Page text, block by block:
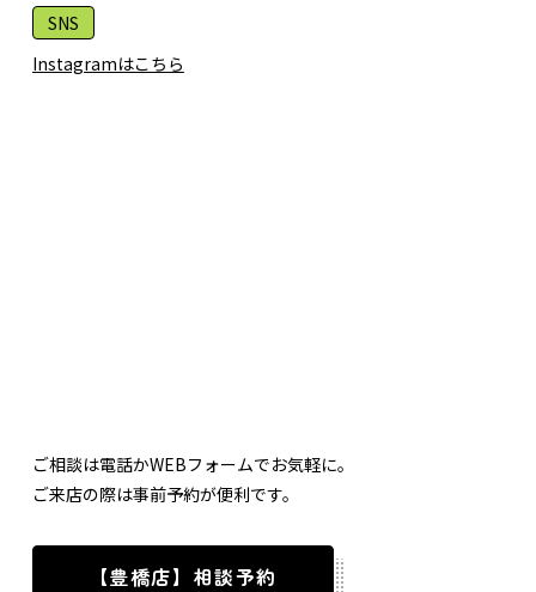
SNS
Instagramはこちら
ご相談は電話かWEBフォームでお気軽に。
ご来店の際は事前予約が便利です。
【豊橋店】相談予約